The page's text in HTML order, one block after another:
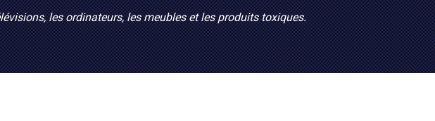
les ordinateurs, les meubles et les produits toxiques.